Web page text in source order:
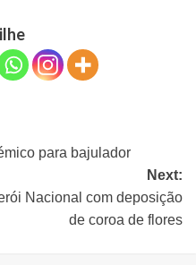
para bajulador
Next:
Nacional com deposição
de coroa de flores